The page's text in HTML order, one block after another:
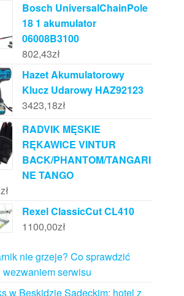
Bosch UniversalChainPole
18 1 akumulator
06008B3100
802,43zł
Hazet Akumulatorowy
Klucz Udarowy HAZ92123
3423,18zł
RADVIK MĘSKIE
RĘKAWICE VINTUR
BACK/PHANTOM/TANGARI
NE TANGO
zł
Rexel ClassicCut CL410
1100,00zł
nie grzeje? Co sprawdzić
wezwaniem serwisu
w Beskidzie Sądeckim: hotel z